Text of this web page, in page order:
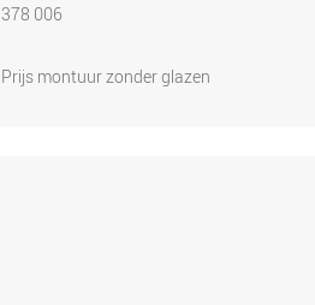
378 006
Prijs montuur zonder glazen